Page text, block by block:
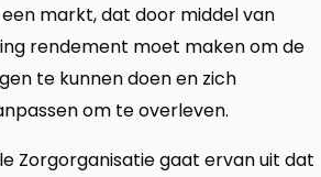
markt, dat door middel van
rendement moet maken om de
te kunnen doen en zich
om te overleven.
Zorgorganisatie gaat ervan uit dat